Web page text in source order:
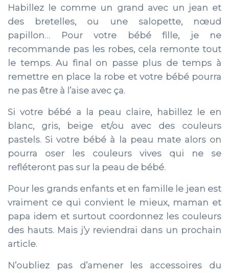
Habillez le comme un grand avec un jean et
des bretelles, ou une salopette, nœud
papillon… Pour votre bébé fille, je ne
recommande pas les robes, cela remonte tout
le temps. Au final on passe plus de temps à
remettre en place la robe et votre bébé pourra
ne pas être à l’aise avec ça.
Si votre bébé a la peau claire, habillez le en
blanc, gris, beige et/ou avec des couleurs
pastels. Si votre bébé à la peau mate alors on
pourra oser les couleurs vives qui ne se
refléteront pas sur la peau de bébé.
Pour les grands enfants et en famille le jean est
vraiment ce qui convient le mieux, maman et
papa idem et surtout coordonnez les couleurs
des hauts. Mais j’y reviendrai dans un prochain
article.
N’oubliez pas d’amener les accessoires du